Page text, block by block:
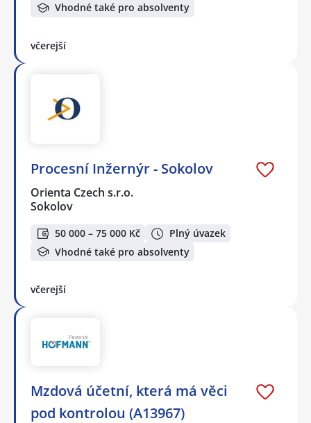
Vhodné také pro absolventy
včerejší
Procesní Inžernýr - Sokolov
Orienta Czech s.r.o.
Sokolov
50 000 – 75 000 Kč
Plný úvazek
Vhodné také pro absolventy
včerejší
Mzdová účetní, která má věci
pod kontrolou (A13967)